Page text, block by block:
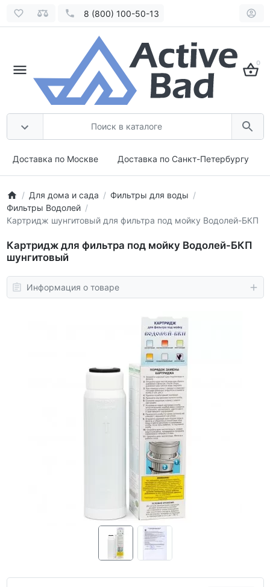
8 (800) 100-50-13
0
Доставка по Москве Доставка по Санкт-Петербургу
Для дома и сада
Фильтры для воды
Фильтры Водолей
Картридж шунгитовый для фильтра под мойку Водолей-БКП
Картридж для фильтра под мойку Водолей-БКП
шунгитовый
Информация о товаре